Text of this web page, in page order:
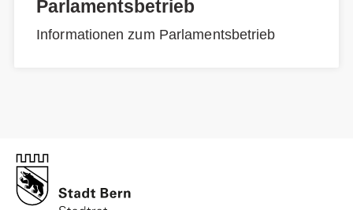
Parlamentsbetrieb
Informationen zum Parlamentsbetrieb